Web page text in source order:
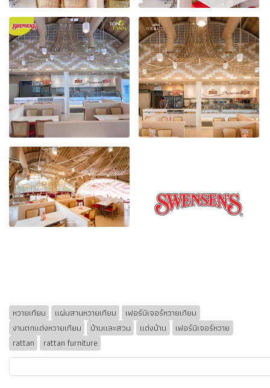
หวายเทียม แผ่นสานหวายเทียม
เฟอร์นิเจอร์หวายเทียม
งานตกแต่งหวายเทียม
บ้านและสวน แต่งบ้าน
เฟอร์นิเจอร์หวาย
rattan
rattan furniture